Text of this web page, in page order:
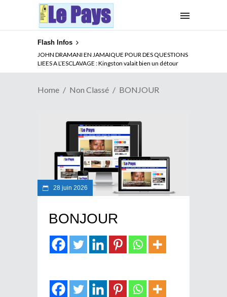
Flash Infos
JOHN DRAMANI EN JAMAIQUE POUR DES QUESTIONS
LIEES A L’ESCLAVAGE : Kingston valait bien un détour
Home Non Classé BONJOUR
28 juin 2026
BONJOUR